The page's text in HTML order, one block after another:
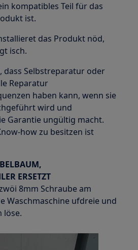
kompatibles Teil für das
ist.
das Produkt nöd,
isch.
dass Selbstreparatur oder
Reparatur
haben kann, wenn sie
wird und
Garantie ungültig macht.
how zu besitzen ist
ERSETZT
8mm Schraube am
Waschmaschine ufdreie und
löse.